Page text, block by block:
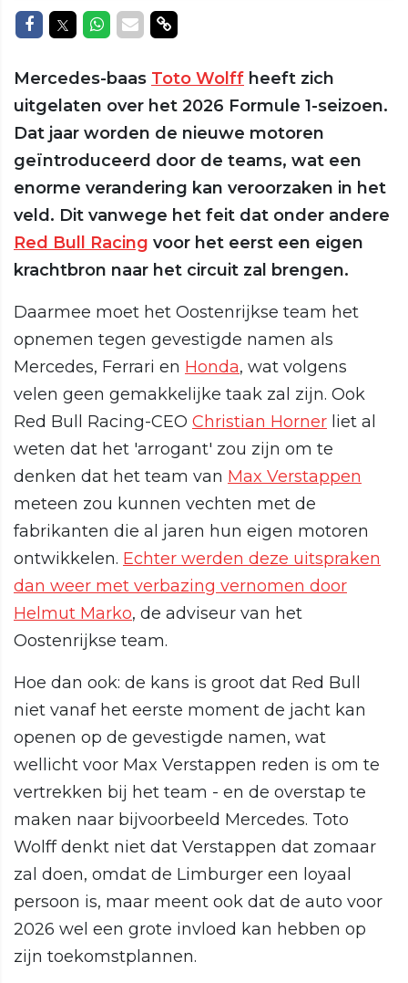
Delen op Facebook
Delen op Twitter
Delen op Whatsapp
Delen via Mail
Delen via link
Mercedes-baas Toto Wolff heeft zich
uitgelaten over het 2026 Formule 1-seizoen.
Dat jaar worden de nieuwe motoren
geïntroduceerd door de teams, wat een
enorme verandering kan veroorzaken in het
veld. Dit vanwege het feit dat onder andere
Red Bull Racing voor het eerst een eigen
krachtbron naar het circuit zal brengen.
Daarmee moet het Oostenrijkse team het
opnemen tegen gevestigde namen als
Mercedes, Ferrari en Honda, wat volgens
velen geen gemakkelijke taak zal zijn. Ook
Red Bull Racing-CEO Christian Horner liet al
weten dat het 'arrogant' zou zijn om te
denken dat het team van Max Verstappen
meteen zou kunnen vechten met de
fabrikanten die al jaren hun eigen motoren
ontwikkelen. Echter werden deze uitspraken
dan weer met verbazing vernomen door
Helmut Marko, de adviseur van het
Oostenrijkse team.
Hoe dan ook: de kans is groot dat Red Bull
niet vanaf het eerste moment de jacht kan
openen op de gevestigde namen, wat
wellicht voor Max Verstappen reden is om te
vertrekken bij het team - en de overstap te
maken naar bijvoorbeeld Mercedes. Toto
Wolff denkt niet dat Verstappen dat zomaar
zal doen, omdat de Limburger een loyaal
persoon is, maar meent ook dat de auto voor
2026 wel een grote invloed kan hebben op
zijn toekomstplannen.